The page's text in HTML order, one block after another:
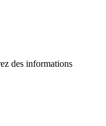
des informations